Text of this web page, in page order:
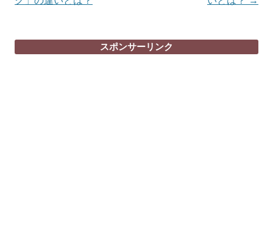
ビ
スポンサーリンク